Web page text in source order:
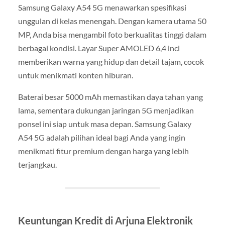
Samsung Galaxy A54 5G menawarkan spesifikasi
unggulan di kelas menengah. Dengan kamera utama 50
MP, Anda bisa mengambil foto berkualitas tinggi dalam
berbagai kondisi. Layar Super AMOLED 6,4 inci
memberikan warna yang hidup dan detail tajam, cocok
untuk menikmati konten hiburan.
Baterai besar 5000 mAh memastikan daya tahan yang
lama, sementara dukungan jaringan 5G menjadikan
ponsel ini siap untuk masa depan. Samsung Galaxy
A54 5G adalah pilihan ideal bagi Anda yang ingin
menikmati fitur premium dengan harga yang lebih
terjangkau.
Keuntungan Kredit di Arjuna Elektronik